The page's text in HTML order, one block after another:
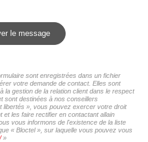
le message
sont enregistrées dans un fichier
votre demande de contact. Elles sont
la gestion de la relation client dans le respect
sont destinées à nos conseillers
libertés », vous pouvez exercer votre droit
les faire rectifier en contactant allain
vous informons de l'existence de la liste
« Bloctel », sur laquelle vous pouvez vous
»